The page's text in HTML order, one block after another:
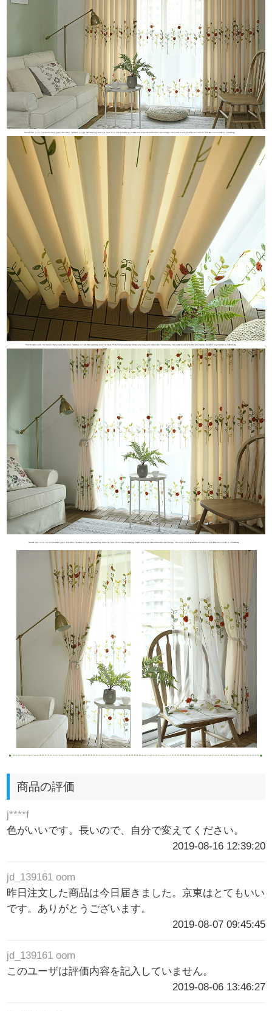
商品の評価
j****f
色がいいです。長いので、自分で変えてください。
2019-08-16 12:39:20
jd_139161 oom
昨日注文した商品は今日届きました。京東はとてもいい
です。ありがとうございます。
2019-08-07 09:45:45
jd_139161 oom
このユーザは評価内容を記入していません。
2019-08-06 13:46:27